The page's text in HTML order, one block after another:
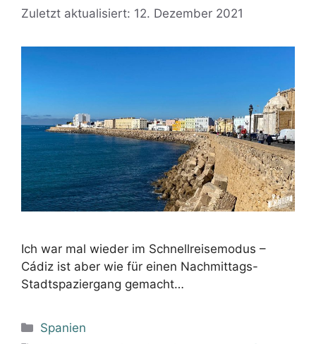
Zuletzt aktualisiert: 12. Dezember 2021
Ich war mal wieder im Schnellreisemodus –
Cádiz ist aber wie für einen Nachmittags-
Stadtspaziergang gemacht…
Kategorien
Spanien